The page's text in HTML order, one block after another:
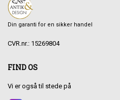
Din garanti for en sikker handel
CVR.nr.: 15269804
FIND OS
Vi er også til stede på